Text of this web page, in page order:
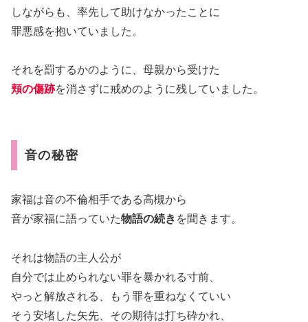
しながらも、率先して助けなかったことに
罪悪感を抱いていました。
それを罰するかのように、母親から受けた
頬の傷跡を消さずに戒めのように残していました。
音の秘密
家福は音の不倫相手である高槻から
音が家福に語っていた物語の続き を聞きます。
それは物語の主人公が
自分では止められない罪を暴かれる寸前、
やっと解放される、もう罪を重ねなくていい
そう安堵した矢先、その期待は打ち砕かれ、